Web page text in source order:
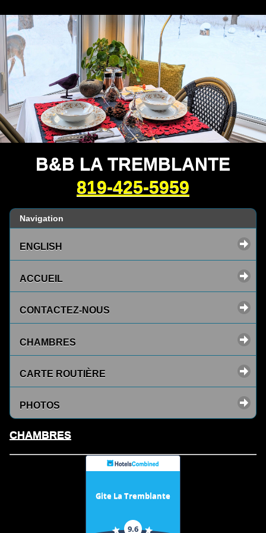
B&B LA TREMBLANTE
819-425-5959
Navigation
ENGLISH
ACCUEIL
CONTACTEZ-NOUS
CHAMBRES
CARTE ROUTIÈRE
PHOTOS
CHAMBRES
Gite La Tremblante
9.6